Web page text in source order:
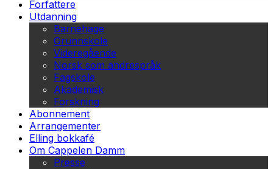
Forfattere
Utdanning
Barnehage
Grunnskole
Videregående
Norsk som andrespråk
Fagskole
Akademisk
Forskning
Abonnement
Arrangementer
Elling bokkafé
Om Cappelen Damm
Presse